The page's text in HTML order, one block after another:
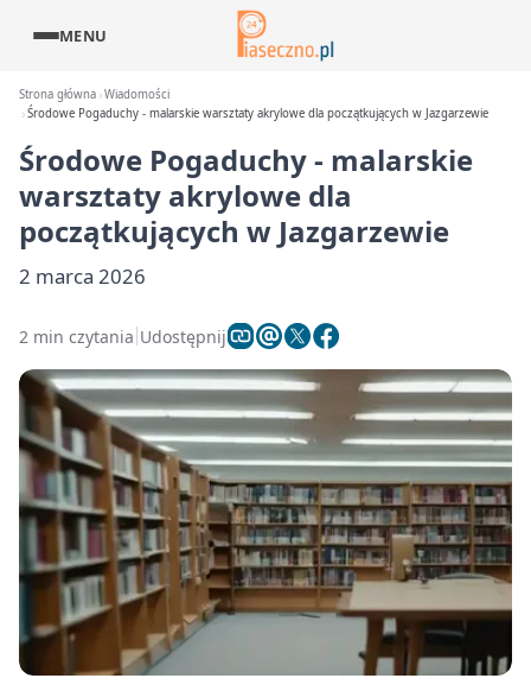
MENU
Strona główna Wiadomości
Środowe Pogaduchy - malarskie warsztaty akrylowe dla początkujących w Jazgarzewie
Środowe Pogaduchy - malarskie
warsztaty akrylowe dla
początkujących w Jazgarzewie
2 marca 2026
2 min czytania Udostępnij